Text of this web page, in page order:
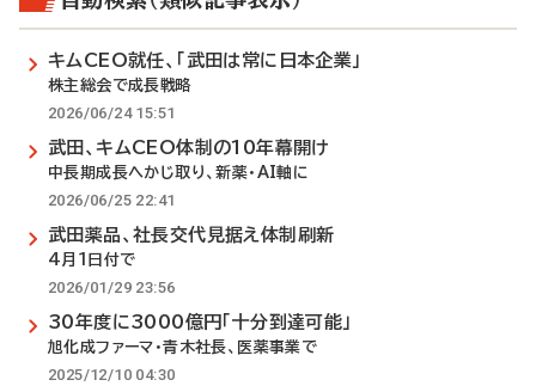
キムCEO就任、「武田は常に日本企業」
株主総会で成長戦略
2026/06/24 15:51
武田、キムCEO体制の10年幕開け
中長期成長へかじ取り、新薬・AI軸に
2026/06/25 22:41
武田薬品、社長交代見据え体制刷新
4月1日付で
2026/01/29 23:56
30年度に3000億円「十分到達可能」
旭化成ファーマ・青木社長、医薬事業で
2025/12/10 04:30